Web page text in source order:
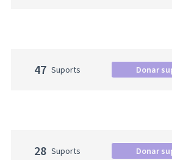
47 Suports Donar
28 Suports Donar